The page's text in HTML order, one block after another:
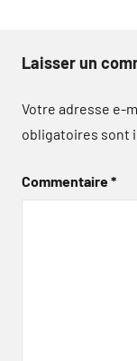
Laisser un
Votre adresse e-
obligatoires sont
Commentaire*